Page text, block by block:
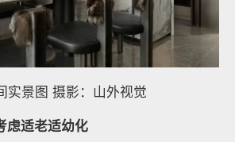
实景图 摄影：山外视觉
适老适幼化